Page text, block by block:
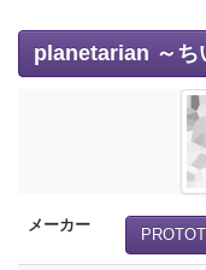
planetarian ～ち
メーカー